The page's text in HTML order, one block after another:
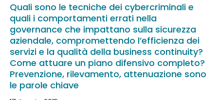
Quali sono le tecniche dei cybercriminali e
quali i comportamenti errati nella
governance che impattano sulla sicurezza
aziendale, compromettendo l’efficienza dei
servizi e la qualità della business continuity?
Come attuare un piano difensivo completo?
Prevenzione, rilevamento, attenuazione sono
le parole chiave